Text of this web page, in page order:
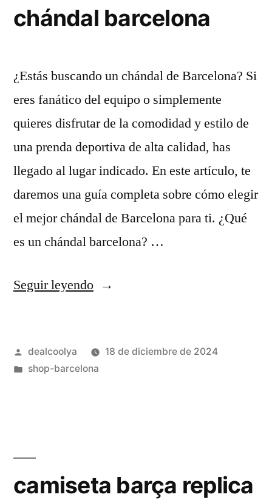
chándal barcelona
¿Estás buscando un chándal de Barcelona? Si
eres fanático del equipo o simplemente
quieres disfrutar de la comodidad y estilo de
una prenda deportiva de alta calidad, has
llegado al lugar indicado. En este artículo, te
daremos una guía completa sobre cómo elegir
el mejor chándal de Barcelona para ti. ¿Qué
es un chándal barcelona? …
Seguir leyendo«chándal
Publicado
por
dealcoolya
18 de diciembre de 2024
Publicado
shop-barcelona
camiseta barça replica